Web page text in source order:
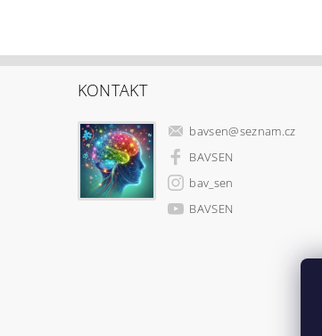
KONTAKT
bavsen@seznam.cz
BAVSEN
bav_sen
BAVSEN